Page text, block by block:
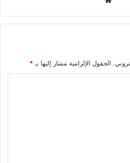
الحقول الإلزامية مشار إليها بـ *